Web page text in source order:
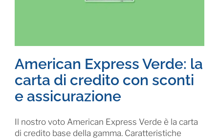
American Express Verde: la
carta di credito con sconti
e assicurazione
Il nostro voto American Express Verde è la carta
di credito base della gamma. Caratteristiche